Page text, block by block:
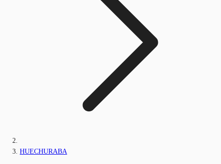
HUECHURABA